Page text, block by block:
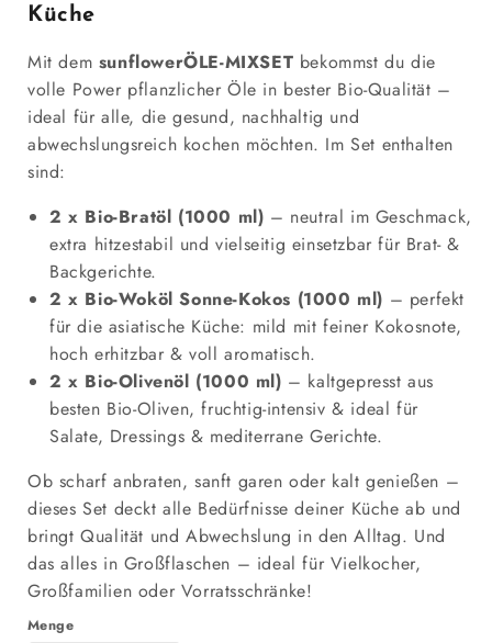
Küche
Mit dem sunflowerÖLE-MIXSET bekommst du die
volle Power pflanzlicher Öle in bester Bio-Qualität –
ideal für alle, die gesund, nachhaltig und
abwechslungsreich kochen möchten. Im Set enthalten
sind:
2 x Bio-Bratöl (1000 ml) – neutral im Geschmack,
extra hitzestabil und vielseitig einsetzbar für Brat- &
Backgerichte.
2 x Bio-Woköl Sonne-Kokos (1000 ml) – perfekt
für die asiatische Küche: mild mit feiner Kokosnote,
hoch erhitzbar & voll aromatisch.
2 x Bio-Olivenöl (1000 ml) – kaltgepresst aus
besten Bio-Oliven, fruchtig-intensiv & ideal für
Salate, Dressings & mediterrane Gerichte.
Ob scharf anbraten, sanft garen oder kalt genießen –
dieses Set deckt alle Bedürfnisse deiner Küche ab und
bringt Qualität und Abwechslung in den Alltag. Und
das alles in Großflaschen – ideal für Vielkocher,
Großfamilien oder Vorratsschränke!
Menge